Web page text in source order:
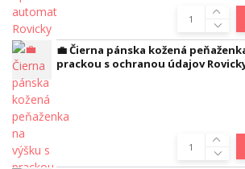
💼 Čierna pánska kožená
prackou s ochranou údajov